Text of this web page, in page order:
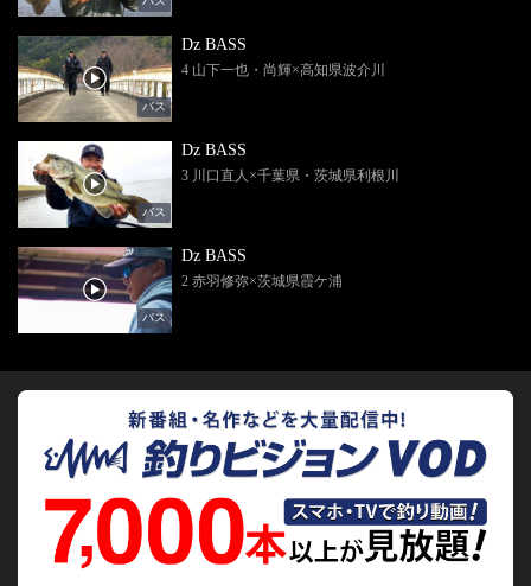
バス
Dz BASS
4 山下一也・尚輝×高知県波介川
バス
Dz BASS
3 川口直人×千葉県・茨城県利根川
バス
Dz BASS
2 赤羽修弥×茨城県霞ケ浦